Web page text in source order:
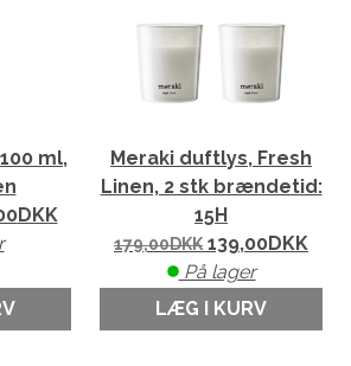
ml,
DKK
Meraki duftlys, Fresh
Linen, 2 stk brændetid:
15H
179,00DKK 139,00DKK
På lager
LÆG I KURV